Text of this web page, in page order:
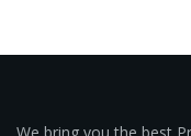
We bring you the best